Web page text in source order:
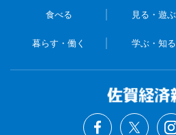
食べる 見る・遊ぶ
暮らす・働く 学ぶ・知る